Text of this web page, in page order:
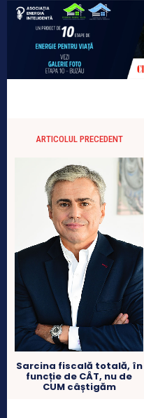
ARTICOLUL PRECEDENT
Sarcina fiscală totală, în
funcție de CÂT, nu de
CUM câștigăm